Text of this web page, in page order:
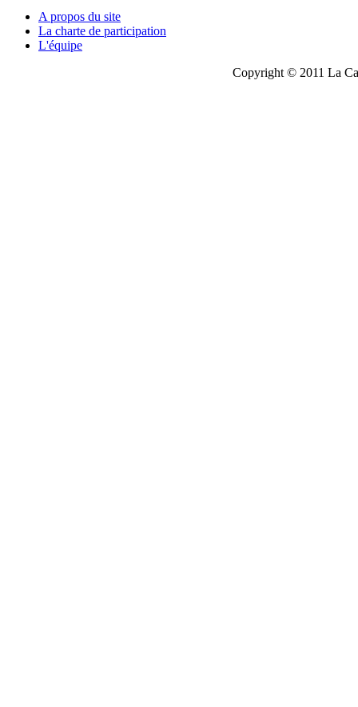
A propos du site
La charte de participation
L'équipe
Copyright © 2011 La